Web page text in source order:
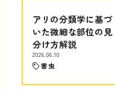
アリの分類学に基づ
いた微細な部位の見
分け方解説
2026.06.10
害虫